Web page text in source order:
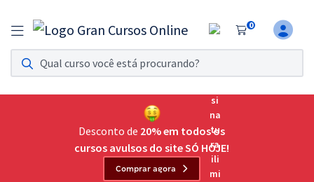
0
Assinatura Ilimitada 11
Acesso a todos os cursos. Teste grátis por 7 dias!
Assinatura OAB Até Passar
Acesso ilimitado a toda preparação para o Exame da
Residências Multiprofissionais
Desconto de 20% em todos os
cursos avulsos do site SÓ HOJE!
Comprar agora